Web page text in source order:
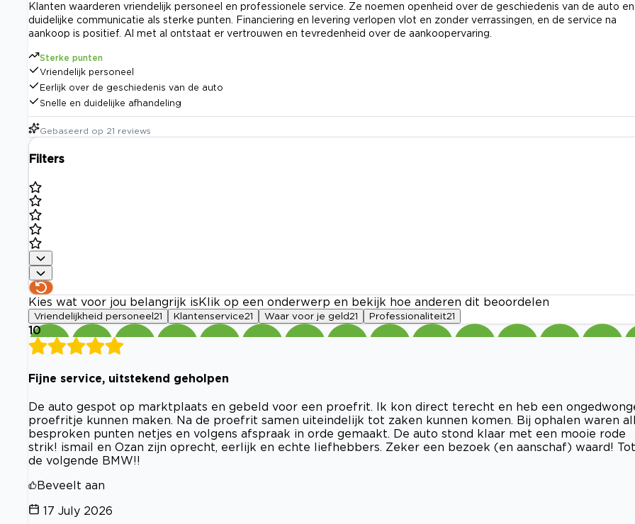
Klanten waarderen vriendelijk personeel en professionele service. Ze noemen openheid over de geschiedenis van de auto en
duidelijke communicatie als sterke punten. Financiering en levering verlopen vlot en zonder verrassingen, en de service na
aankoop is positief. Al met al ontstaat er vertrouwen en tevredenheid over de aankoopervaring.
Sterke punten
Vriendelijk personeel
Eerlijk over de geschiedenis van de auto
Snelle en duidelijke afhandeling
Gebaseerd op 21 reviews
Filters
Kies wat voor jou belangrijk is Klik op een onderwerp en bekijk hoe anderen dit beoordelen
Vriendelijkheid personeel 21 Klantenservice21 Waar voor je geld21 Professionaliteit21
10
Fijne service, uitstekend geholpen
De auto gespot op marktplaats en gebeld voor een proefrit. Ik kon direct terecht en heb een
proefritje kunnen maken. Na de proefrit samen uiteindelijk tot zaken kunnen komen. Bij ophalen waren
besproken punten netjes en volgens afspraak in orde gemaakt. De auto stond klaar met een mooie rode
strik! ismail en Ozan zijn oprecht, eerlijk en echte liefhebbers. Zeker een bezoek (en aanschaf) waard! Tot
de volgende BMW!!
Beveelt aan
17 July 2026